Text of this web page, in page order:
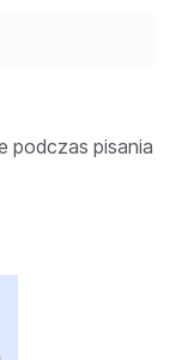
podczas pisania